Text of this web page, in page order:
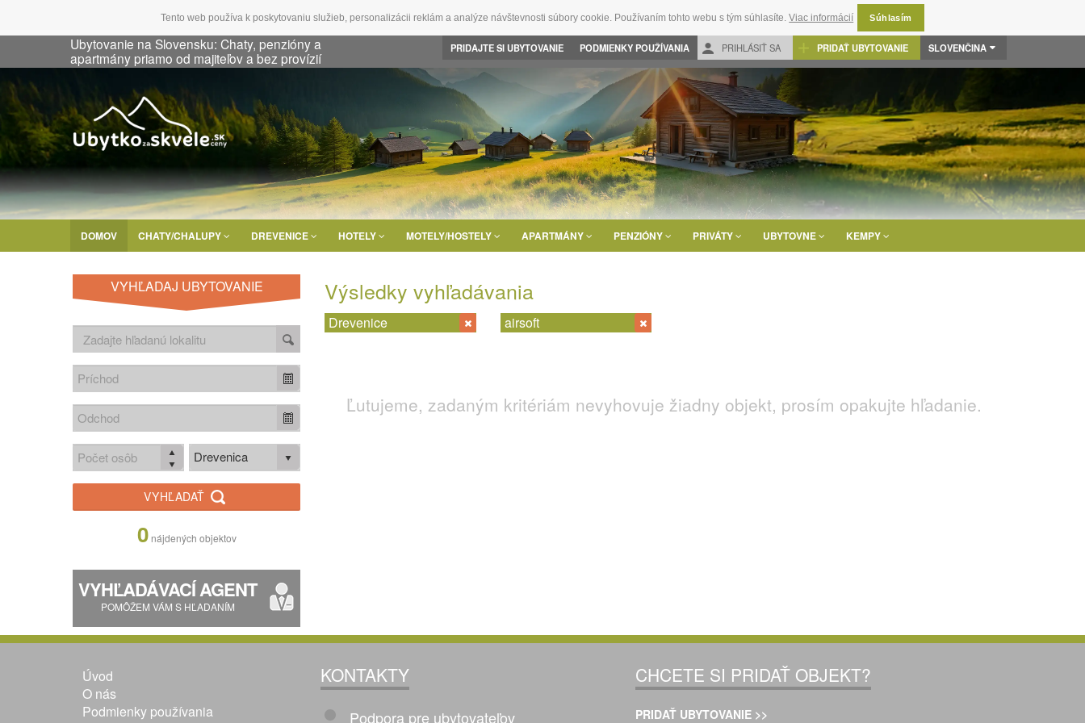
Tento web používa k poskytovaniu služieb, personalizácii reklám a analýze návštevnosti súbory cookie. Používaním tohto webu s tým súhlasíte.Viac informácií Súhlasím
Ubytovanie na Slovensku: Chaty, penzióny a
apartmány priamo od majiteľov a bez provízií
PRIDAJTE SI UBYTOVANIE PODMIENKY POUŽÍVANIA PRIHLÁSIŤ SA PRIDAŤ UBYTOVANIE SLOVENČINA
DOMOV CHATY/CHALUPY DREVENICE HOTELY MOTELY/HOSTELY APARTMÁNY PENZIÓNY PRIVÁTY UBYTOVNE KEMPY
VYHĽADAJ UBYTOVANIE
Drevenica
VYHĽADAŤ
0 nájdených objektov
VYHĽADÁVACÍ AGENT
POMÔŽEM VÁM S HĽADANÍM
Výsledky vyhľadávania
Drevenice airsoft
Ľutujeme, zadaným kritériám nevyhovuje žiadny objekt, prosím opakujte hľadanie.
Úvod
O nás
Podmienky používania
KONTAKTY
Podpora pre ubytovateľov
CHCETE SI PRIDAŤ OBJEKT?
PRIDAŤ UBYTOVANIE >>